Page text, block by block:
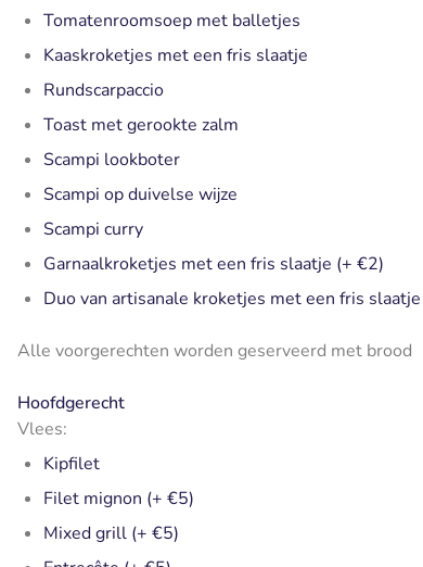
Tomatenroomsoep met balletjes
Kaaskroketjes met een fris slaatje
Rundscarpaccio
Toast met gerookte zalm
Scampi lookboter
Scampi op duivelse wijze
Scampi curry
Garnaalkroketjes met een fris slaatje (+ €2)
Duo van artisanale kroketjes met een fris
Alle voorgerechten worden geserveerd met brood
Hoofdgerecht
Vlees:
Kipfilet
Filet mignon (+ €5)
Mixed grill (+ €5)